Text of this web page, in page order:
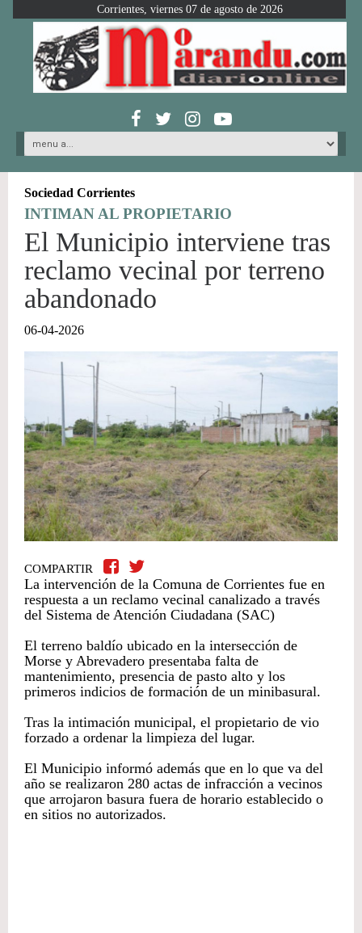
Corrientes, viernes 07 de agosto de 2026
Sociedad Corrientes
INTIMAN AL PROPIETARIO
El Municipio interviene tras
reclamo vecinal por terreno
abandonado
06-04-2026
COMPARTIR
La intervención de la Comuna de Corrientes fue en
respuesta a un reclamo vecinal canalizado a través
del Sistema de Atención Ciudadana (SAC)
El terreno baldío ubicado en la intersección de
Morse y Abrevadero presentaba falta de
mantenimiento, presencia de pasto alto y los
primeros indicios de formación de un minibasural.
Tras la intimación municipal, el propietario de vio
forzado a ordenar la limpieza del lugar.
El Municipio informó además que en lo que va del
año se realizaron 280 actas de infracción a vecinos
que arrojaron basura fuera de horario establecido o
en sitios no autorizados.